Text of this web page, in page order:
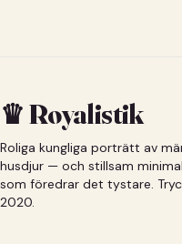
♛ Royalistik
Roliga kungliga porträtt av
husdjur — och stillsam
som föredrar det tystare.
2020.